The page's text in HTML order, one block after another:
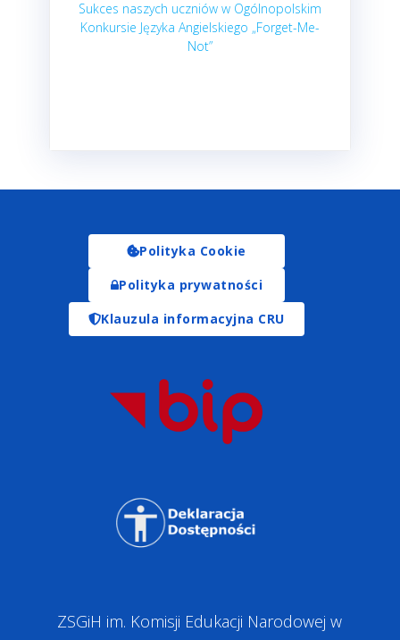
Sukces naszych uczniów w Ogólnopolskim
Konkursie Języka Angielskiego „Forget-Me-
Not”
Polityka Cookie
Polityka prywatności
Klauzula informacyjna CRU